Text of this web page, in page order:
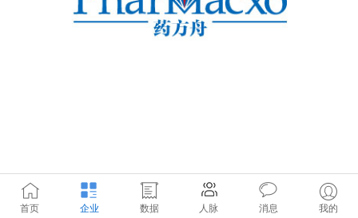
首页 企业 数据 人脉 消息 我的